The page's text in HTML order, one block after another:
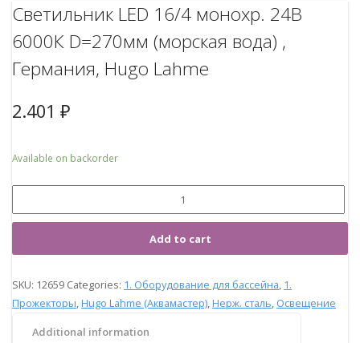
Светильник LED 16/4 монохр. 24В
6000К D=270мм (морская вода) ,
Германия, Hugo Lahme
2.401 ₽
Available on backorder
Add to cart
SKU: 12659 Categories: 1. Оборудование для бассейна, 1.
Прожекторы, Hugo Lahme (Аквамастер), Нерж. сталь, Освещение
Additional information